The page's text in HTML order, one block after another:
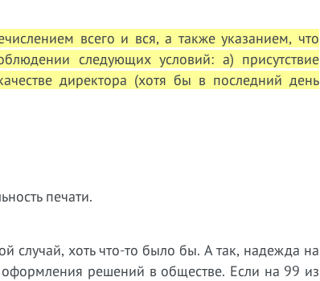
всего и вся, а также указанием, что
следующих условий: а) присутствие
директора (хотя бы в последний день
печати.
случай, хоть что-то было бы. А так, надежда на
решений в обществе. Если на 99 из